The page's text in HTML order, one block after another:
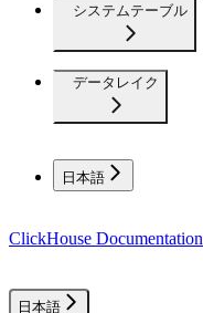
システムテーブル
データレイク
日本語
ClickHouse Documentation
日本語